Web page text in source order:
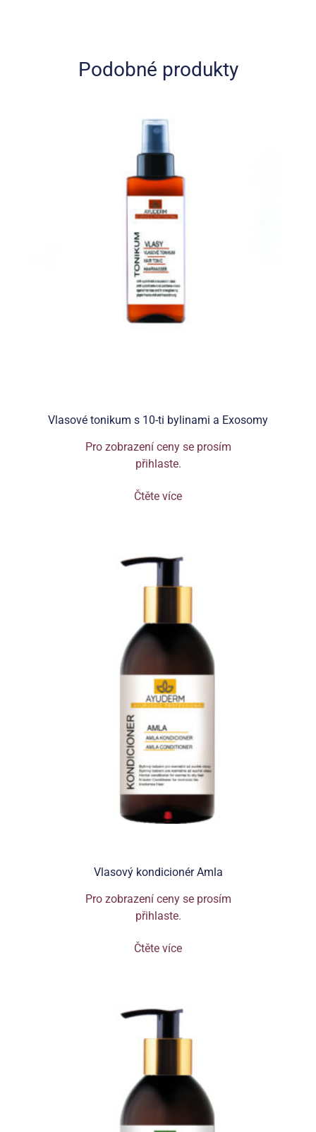
Podobné produkty
Vlasové tonikum s 10-ti bylinami a Exosomy
Pro zobrazení ceny se prosím
přihlaste.
Čtěte více
Vlasový kondicionér Amla
Pro zobrazení ceny se prosím
přihlaste.
Čtěte více